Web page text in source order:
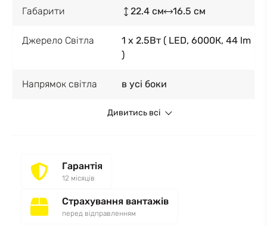
Габарити 22.4 см 16.5 см
Джерело Світла
1 x 2.5Вт ( LED, 6000К, 44 lm
)
Напрямок світла в усі боки
Дивитись всі
Гарантія
12 місяців
Страхування вантажів
перед відправленням